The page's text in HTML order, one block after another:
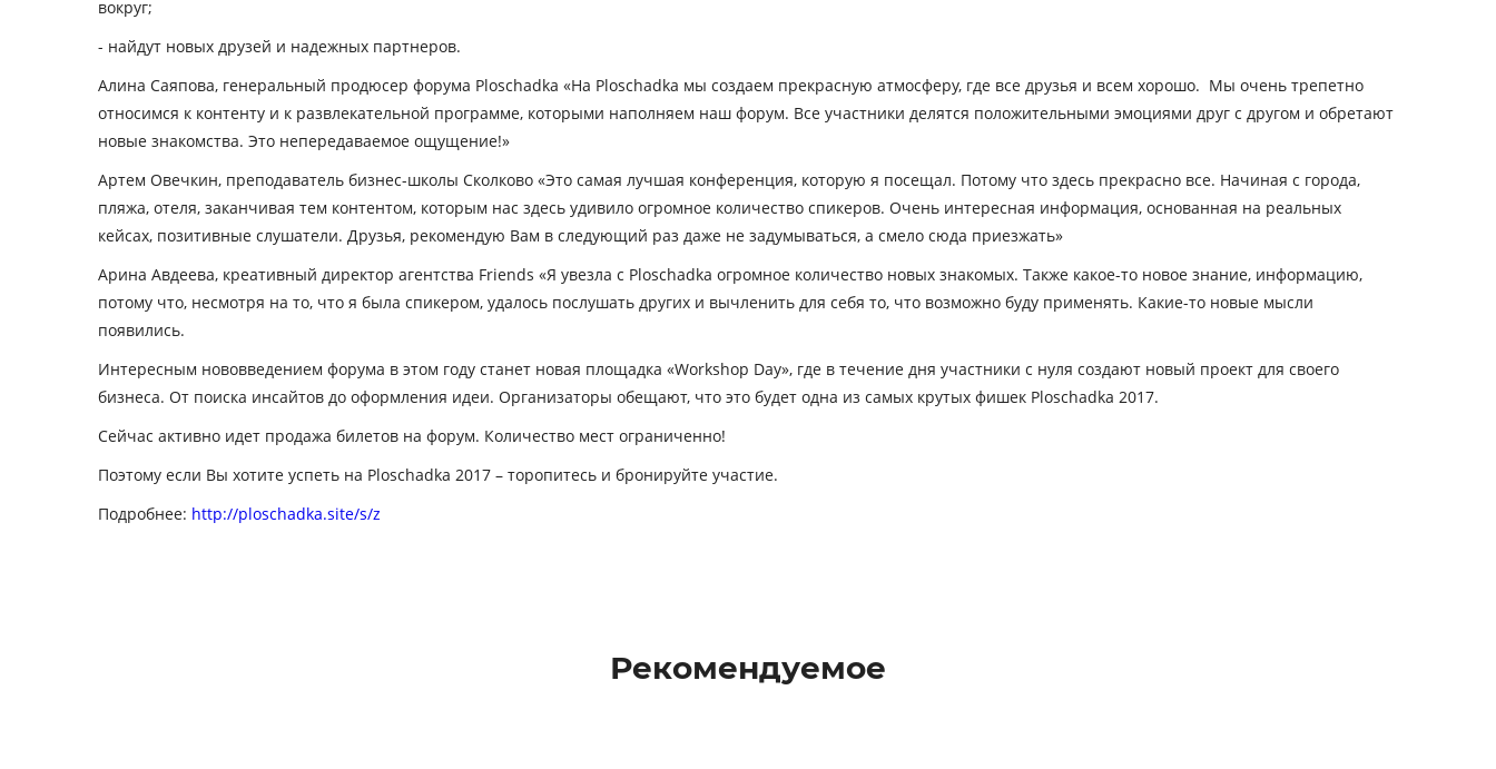
вокруг;
- найдут новых друзей и надежных партнеров.
Алина Саяпова, генеральный продюсер форума Ploschadka «На Ploschadka мы создаем прекрасную атмосферу, где все друзья и всем хорошо. Мы очень трепетно
относимся к контенту и к развлекательной программе, которыми наполняем наш форум. Все участники делятся положительными эмоциями друг с другом и обретают
новые знакомства. Это непередаваемое ощущение!»
Артем Овечкин, преподаватель бизнес-школы Сколково «Это самая лучшая конференция, которую я посещал. Потому что здесь прекрасно все. Начиная с города,
пляжа, отеля, заканчивая тем контентом, которым нас здесь удивило огромное количество спикеров. Очень интересная информация, основанная на реальных
кейсах, позитивные слушатели. Друзья, рекомендую Вам в следующий раз даже не задумываться, а смело сюда приезжать»
Арина Авдеева, креативный директор агентства Friends «Я увезла с Ploschadka огромное количество новых знакомых. Также какое-то новое знание, информацию,
потому что, несмотря на то, что я была спикером, удалось послушать других и вычленить для себя то, что возможно буду применять. Какие-то новые мысли
появились.
Интересным нововведением форума в этом году станет новая площадка «Workshop Day», где в течение дня участники с нуля создают новый проект для своего
бизнеса. От поиска инсайтов до оформления идеи. Организаторы обещают, что это будет одна из самых крутых фишек Ploschadka 2017.
Сейчас активно идет продажа билетов на форум. Количество мест ограниченно!
Поэтому если Вы хотите успеть на Ploschadka 2017 – торопитесь и бронируйте участие.
Подробнее: http://ploschadka.site/s/z
Рекомендуемое